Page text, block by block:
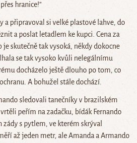
hranice!”
a připravoval si velké plastové lahve, do
a poslat letadlem ke kupci. Cena za
je skutečně tak vysoká, někdy dokocne
se tak vysoko kvůli nelegálnímu
docházelo ještě dlouho po tom, co
A bohužel stále dochází.
sledovali tanečníky v brazilském
peřím na zadačku, bídák Fernando
s pytlem, ve kterém skrýval
až jeden metr, ale Amanda a Armando